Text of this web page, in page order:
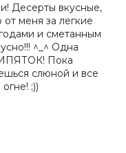
Десерты вкусные,
меня за легкие
и сметанным
^_^ Одна
Пока
слюной и все
;))